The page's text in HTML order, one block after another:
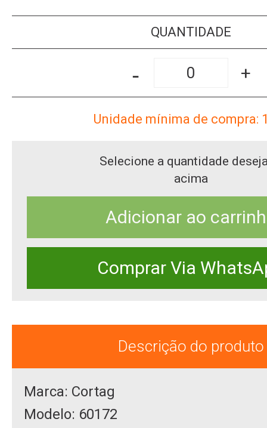
QUANTIDADE
- +
Unidade mínima de compra:
Selecione a quantidade
acima
Adicionar ao
Comprar Via
Descrição do produto
Marca: Cortag
Modelo: 60172